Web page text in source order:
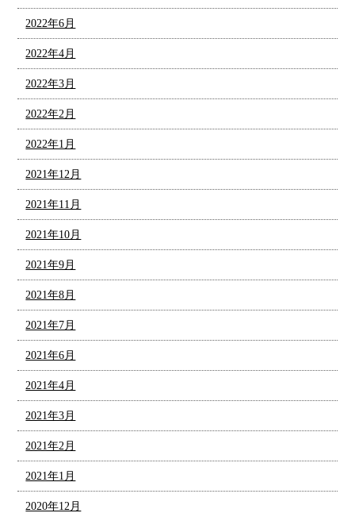
2022年6月
2022年4月
2022年3月
2022年2月
2022年1月
2021年12月
2021年11月
2021年10月
2021年9月
2021年8月
2021年7月
2021年6月
2021年4月
2021年3月
2021年2月
2021年1月
2020年12月